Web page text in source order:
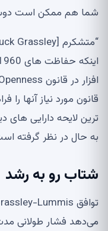
شما هم ممکن است
قانون مورد نیاز آنها را
ترین لایحه دارایی های
به حال در نظر گرفته
شتاب رو به رشد
می‌دهد فشار طولانی مدت